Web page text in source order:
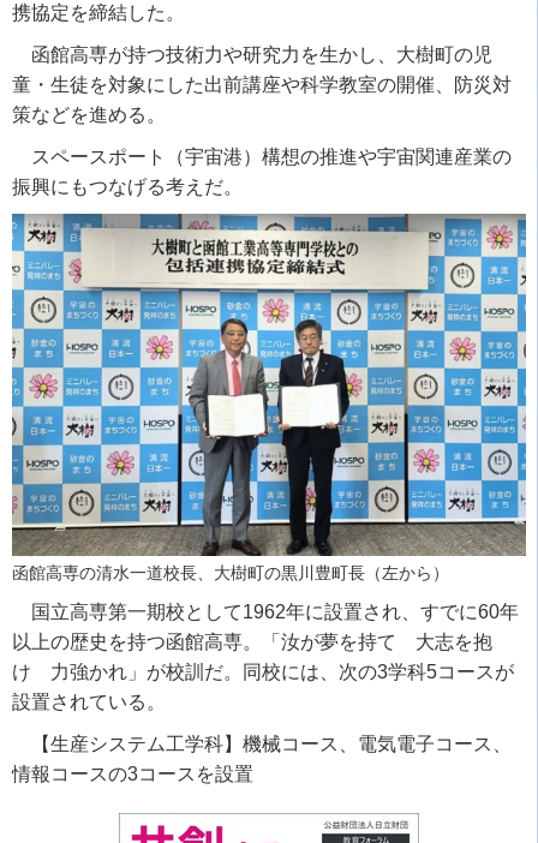
携協定を締結した。
函館高専が持つ技術力や研究力を生かし、大樹町の児
童・生徒を対象にした出前講座や科学教室の開催、防災対
策などを進める。
スペースポート（宇宙港）構想の推進や宇宙関連産業の
振興にもつなげる考えだ。
函館高専の清水一道校長、大樹町の黒川豊町長（左から）
国立高専第一期校として1962年に設置され、すでに60年
以上の歴史を持つ函館高専。「汝が夢を持て 大志を抱
け 力強かれ」が校訓だ。同校には、次の3学科5コースが
設置されている。
【生産システム工学科】機械コース、電気電子コース、
情報コースの3コースを設置